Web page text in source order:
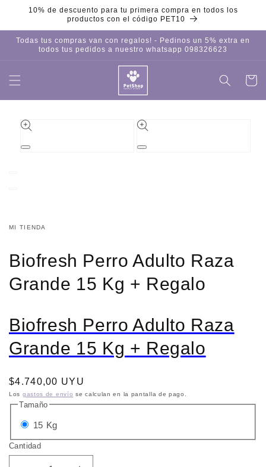
directamente
10% de descuento para tu primera compra en todos los
productos con el código PET10
Todas tus compras van con regalos! - Pedinos un 5% extra en
todos tus pedidos a nuestro whatsapp 098326623
Iniciar
sesión
Carrito
directamente
a la
del producto
Abrir
Abrir
MI TIENDA
Biofresh Perro Adulto Raza
Grande 15 Kg + Regalo
Biofresh Perro Adulto Raza
Grande 15 Kg + Regalo
Precio
habitual
$4.740,00 UYU
Los gastos de envío se calculan en la pantalla de pago.
Tamaño
15 KgVariante
agotada
o
Cantidad